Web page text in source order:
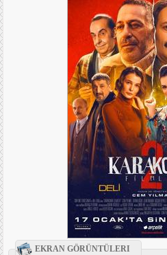
EKRAN GÖRÜNTÜLERI